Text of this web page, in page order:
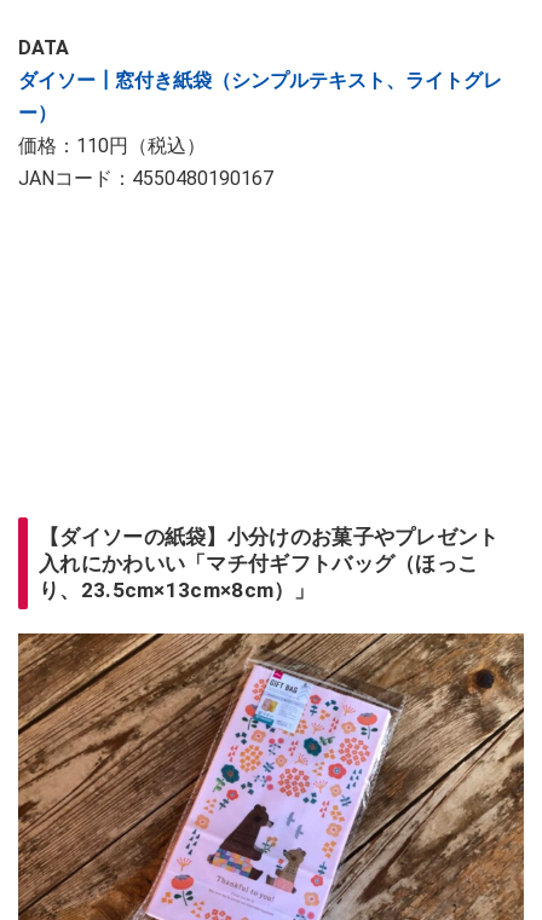
DATA
ダイソー┃窓付き紙袋（シンプルテキスト、ライトグレ
ー）
価格：110円（税込）
JANコード：4550480190167
【ダイソーの紙袋】小分けのお菓子やプレゼント
入れにかわいい「マチ付ギフトバッグ（ほっこ
り、23.5cm×13cm×8cm）」